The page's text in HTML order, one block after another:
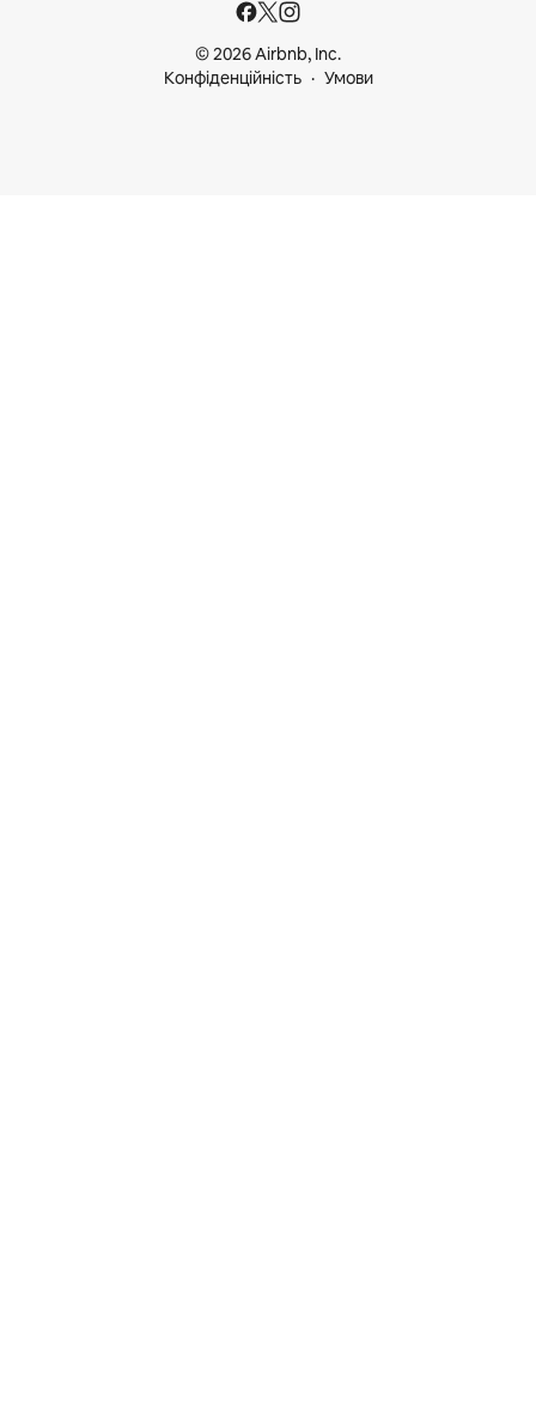
© 2026 Airbnb, Inc.
Конфіденційність
Умови